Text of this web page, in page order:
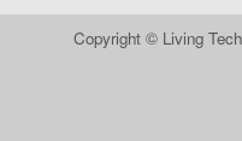
Copyright © Living